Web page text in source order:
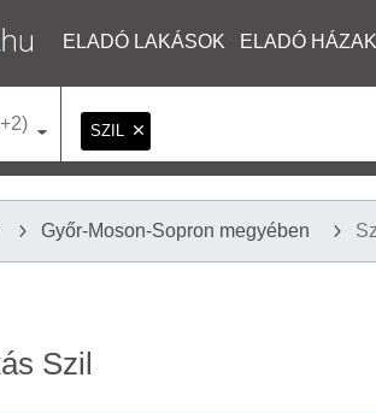
ELADÓ LAKÁSOK ELADÓ HÁZAK
SZIL
Győr-Moson-Sopron megyében
Szil